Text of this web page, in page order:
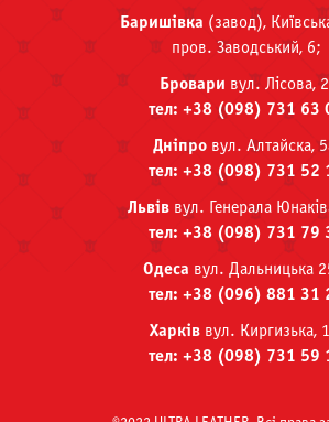
Баришівка (завод),
пров. Заводський, 6;
Бровари вул. Лісова,
тел: +38 (098) 731 63
Дніпровул. Алтайска,
тел: +38 (098) 731 52
Львіввул. Генерала
тел: +38 (098) 731 79
Одеса вул. Дальницька
тел: +38 (096) 881 31
Харківвул. Киргизька,
тел: +38 (098) 731 59